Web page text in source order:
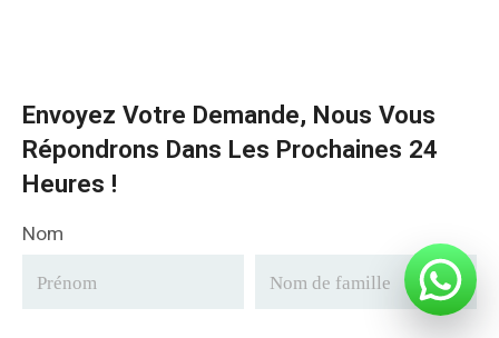
Envoyez Votre Demande, Nous Vous
Répondrons Dans Les Prochaines 24
Heures !
Nom